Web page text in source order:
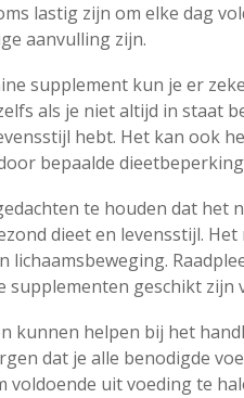
lastig zijn om elke dag
aanvulling zijn.
supplement kun je er
als je niet altijd in staat
hebt. Het kan ook
bepaalde
te houden dat het
dieet en levensstijl.
lichaamsbeweging.
supplementen geschikt
kunnen helpen bij het
dat je alle benodigde
voldoende uit voeding te